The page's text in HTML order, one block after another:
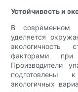
Устойчивость и
В современном
уделяется
факторами
Производители
подготовлены
экологичных